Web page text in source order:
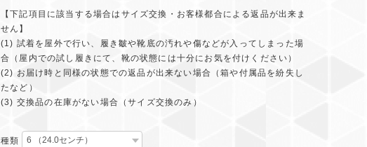
【下記項目に該当する場合はサイズ交換・お客様都合による返品が出来ま
せん】
(1) 試着を屋外で行い、履き皺や靴底の汚れや傷などが入ってしまった場
合（屋内での試し履きにて、靴の状態には十分にお気を付けください）
(2) お届け時と同様の状態での返品が出来ない場合（箱や付属品を紛失し
たなど）
(3) 交換品の在庫がない場合（サイズ交換のみ）
種類